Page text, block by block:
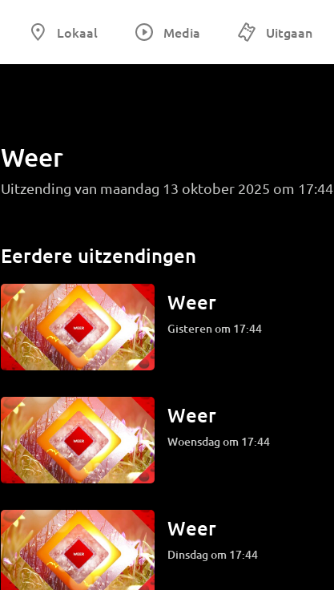
Lokaal Media Uitgaan
Weer
Uitzending van maandag 13 oktober 2025 om 17:44
Eerdere uitzendingen
Weer
Gisteren om 17:44
Weer
woensdag om 17:44
Weer
dinsdag om 17:44